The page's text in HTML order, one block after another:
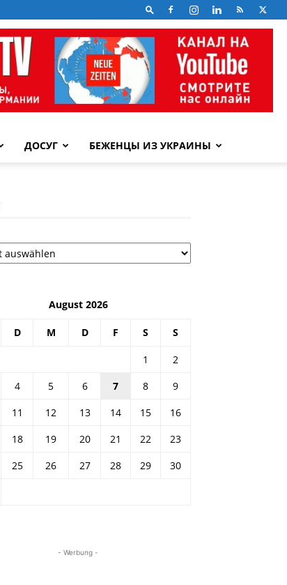
ДОСУГ БЕЖЕНЦЫ ИЗ УКРАИНЫ
August 2026
D M D F S S
1
2
4 5 6 7 8
9
11 12 13 14 15
16
18 19 20 21 22
23
25 26 27 28 29
30
- Werbung -